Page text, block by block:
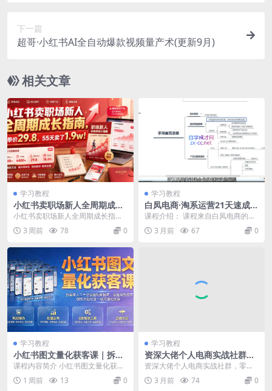
下一篇
超哥·小红书AI全自动爆款视频量产术(更新9月)
相关文章
学习教程
小红书卖职场新人全周期成长
指南，客单价29.8，55天卖了
1.9w！
小红书卖职场新人全周期成长指
南，客单价29.8，55天卖了1.9w！
本项目是小...
3 周前 78 0
学习教程
白凤电商·淘系运营21天速成班
(更新9月)
课程介绍： 课程来自白凤电商的淘
宝运营21天速成班。0基础轻松搞
定淘系运营，不做...
3 月前 67 0
学习教程
小红书图文量化获客课｜拆解
单人二十台设备矩阵模式，设
备风控图文创作合规引流一站
式落地实操
课程内容简介 小红书图文量化获客
课程为两小时完整干货，核心讲解
单人20台设备矩阵...
1 周前 13 0
学习教程
资深大佬个人电商实战社群，
零基础抖店全域运营，无货源
起店付费投放，全套落地玩法
资深大佬个人电商实战社群，零基
础抖店全域运营，无货源起店付费
投放，全套落地玩法 ...
3 月前 74 0